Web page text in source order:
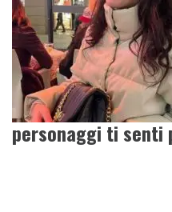
personaggi ti senti